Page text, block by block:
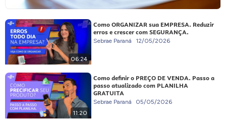
06:24
Como ORGANIZAR sua EMPRESA. Reduzir
erros e crescer com SEGURANÇA.
Sebrae Paraná 12/05/2026
11:20
Como definir o PREÇO DE VENDA. Passo a
passo atualizado com PLANILHA
GRATUITA
Sebrae Paraná 05/05/2026